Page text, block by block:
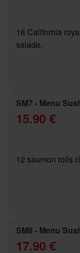
16 California
salade.
SM7 - Menu
15.90 €
12 saumon rolls
SM8 - Menu
17.90 €